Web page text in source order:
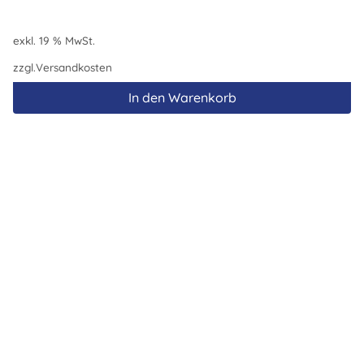
exkl. 19 % MwSt.
zzgl.Versandkosten
In den Warenkorb